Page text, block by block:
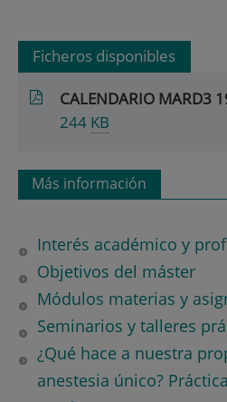
Ficheros disponibles
CALENDARIO MARD3
244 KB
Más información
Interés académico y
Objetivos del máster
Módulos materias y
Seminarios y talleres
¿Qué hace a nuestra
anestesia único?